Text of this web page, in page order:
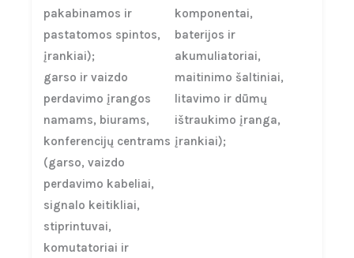
pakabinamos ir
pastatomos spintos,
įrankiai);
garso ir vaizdo
perdavimo įrangos
namams, biurams,
konferencijų centrams
(garso, vaizdo
perdavimo kabeliai,
signalo keitikliai,
stiprintuvai,
komutatoriai ir
komponentai,
baterijos ir
akumuliatoriai,
maitinimo šaltiniai,
litavimo ir dūmų
ištraukimo įranga,
įrankiai);